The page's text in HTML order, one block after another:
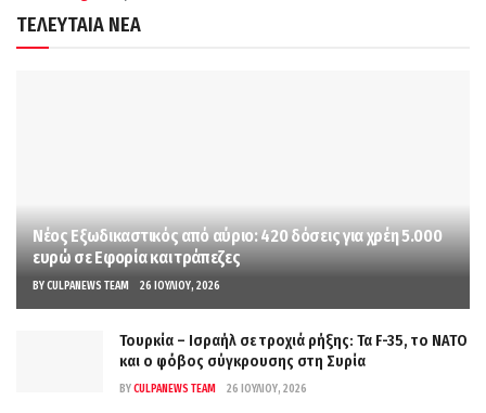
ΤΕΛΕΥΤΑΙΑ ΝΕΑ
Νέος Εξωδικαστικός από αύριο: 420 δόσεις για χρέη 5.000
ευρώ σε Εφορία και τράπεζες
BYCULPANEWS TEAM 26 ΙΟΥΛΊΟΥ, 2026
Τουρκία – Ισραήλ σε τροχιά ρήξης: Τα F-35, το ΝΑΤΟ
και ο φόβος σύγκρουσης στη Συρία
BYCULPANEWS TEAM 26 ΙΟΥΛΊΟΥ, 2026